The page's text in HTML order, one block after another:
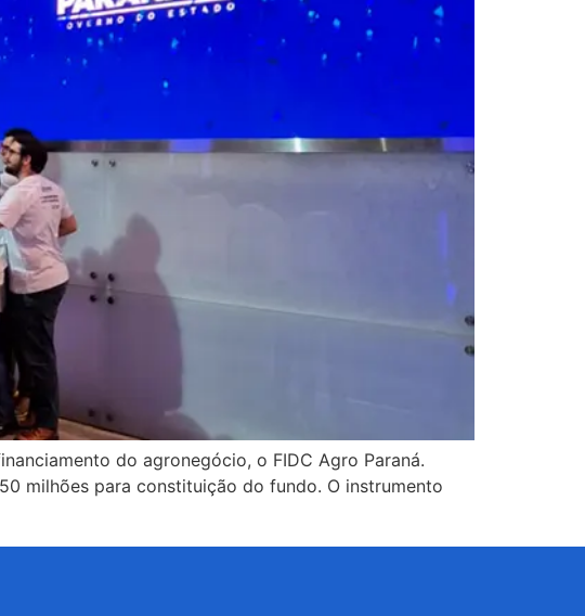
do agronegócio, o FIDC Agro Paraná.
milhões para constituição do fundo. O instrumento